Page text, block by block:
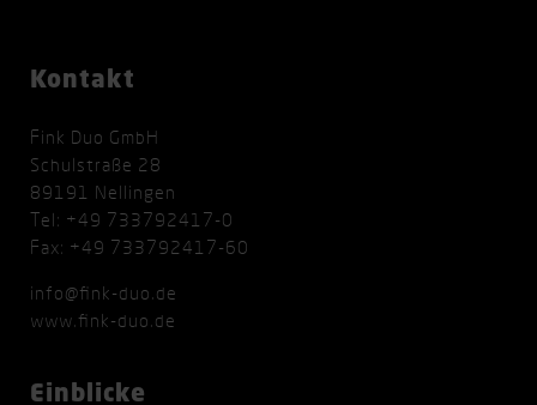
Kontakt
Fink Duo GmbH
Schulstraße 28
89191 Nellingen
Tel: +49 733792417-0
Fax: +49 733792417-60
info@fink-duo.de
www.fink-duo.de
Einblicke